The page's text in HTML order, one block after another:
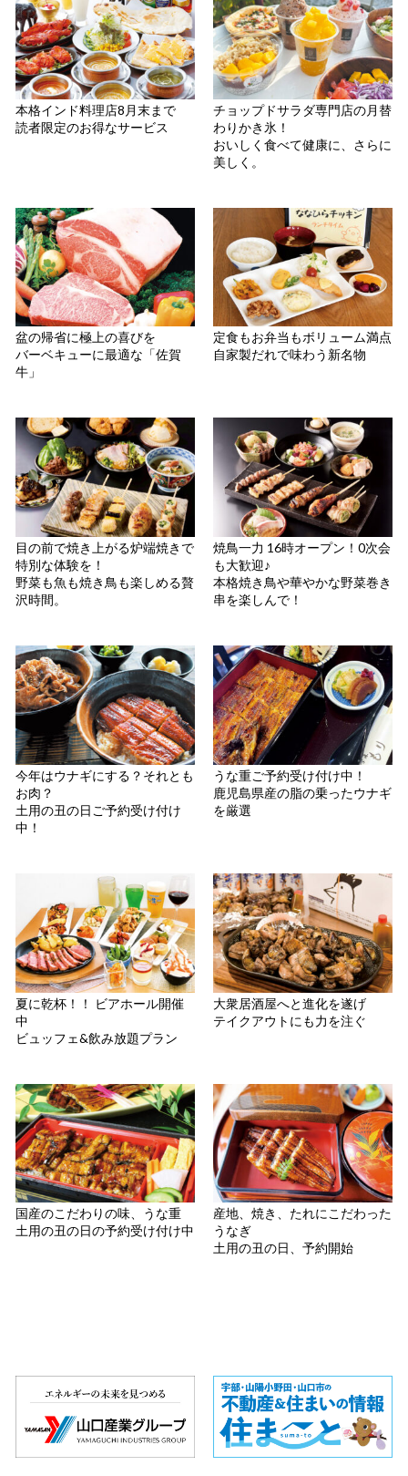
本格インド料理店8月末まで
読者限定のお得なサービス
チョップドサラダ専門店の月替
わりかき氷！
おいしく食べて健康に、さらに
美しく。
盆の帰省に極上の喜びを
バーベキューに最適な「佐賀
牛」
定食もお弁当もボリューム満点
自家製だれで味わう新名物
目の前で焼き上がる炉端焼きで
特別な体験を！
野菜も魚も焼き鳥も楽しめる贅
沢時間。
焼鳥一力 16時オープン！0次会
も大歓迎♪
本格焼き鳥や華やかな野菜巻き
串を楽しんで！
今年はウナギにする？それとも
お肉？
土用の丑の日ご予約受け付け
中！
うな重ご予約受け付け中！
鹿児島県産の脂の乗ったウナギ
を厳選
夏に乾杯！！ ビアホール開催
中
ビュッフェ&飲み放題プラン
大衆居酒屋へと進化を遂げ
テイクアウトにも力を注ぐ
国産のこだわりの味、うな重
土用の丑の日の予約受け付け中
産地、焼き、たれにこだわった
うなぎ
土用の丑の日、予約開始